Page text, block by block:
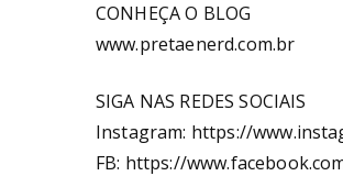
CONHEÇA O BLOG
www.pretaenerd.com.br
SIGA NAS REDES SOCIAIS
Instagram: https://
FB: https://